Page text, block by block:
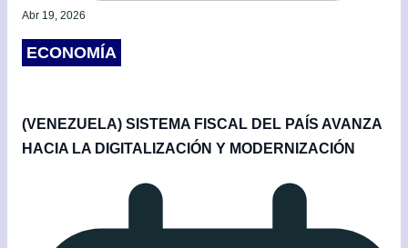
Abr 19, 2026
ECONOMÍA
(VENEZUELA) SISTEMA FISCAL DEL PAÍS AVANZA
HACIA LA DIGITALIZACIÓN Y MODERNIZACIÓN